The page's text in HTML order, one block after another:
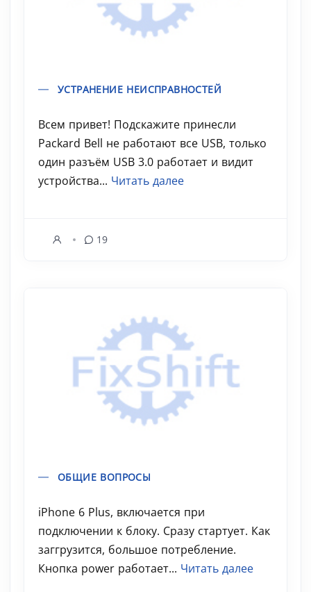
УСТРАНЕНИЕ НЕИСПРАВНОСТЕЙ
Всем привет! Подскажите принесли
Packard Bell не работают все USB, только
один разъём USB 3.0 работает и видит
устройства... Читать далее
19
ОБЩИЕ ВОПРОСЫ
iPhone 6 Plus, включается при
подключении к блоку. Сразу стартует. Как
заггрузится, большое потребление.
Кнопка power работает... Читать далее